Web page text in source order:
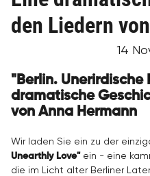
den Liedern
14
"Berlin. Unerirdische
dramatische
von Anna Hermann
Wir laden Sie ein zu der
Unearthly Love"ein - eine
die im Licht alter Berliner